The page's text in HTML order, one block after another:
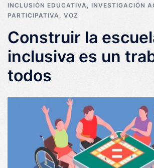
INCLUSIÓN EDUCATIVA, INVESTIGACIÓN
PARTICIPATIVA, VOZ
Construir la
inclusiva es un
todos